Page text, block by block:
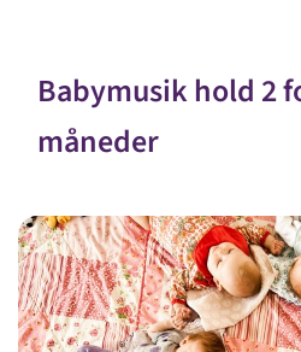
Babymusik hold 2
måneder